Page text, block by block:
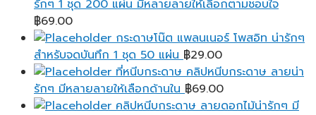
รักๆ 1 ชุด 200 แผ่น มีหลายลายให้เลือกตามชอบใจ
฿69.00
กระดาษโน๊ต แพลนเนอร์ โพสอิท น่ารักๆ
สำหรับจดบันทึก 1 ชุด 50 แผ่น ฿29.00
ที่หนีบกระดาษ คลิปหนีบกระดาษ ลายน่า
รักๆ มีหลายลายให้เลือกด้านใน ฿69.00
คลิปหนีบกระดาษ ลายดอกไม้น่ารักๆ มี